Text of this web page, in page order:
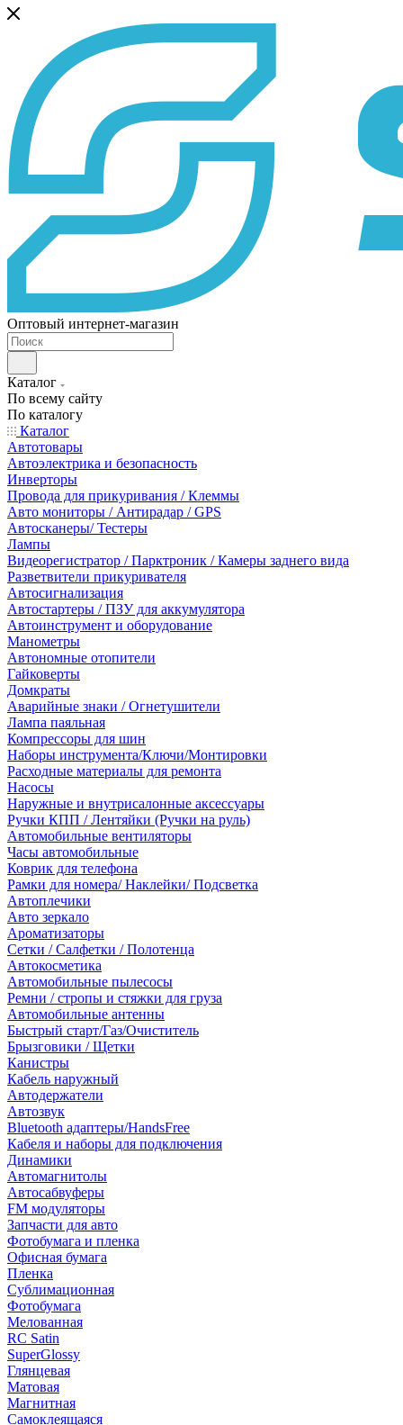
Оптовый интернет-магазин
Каталог
По всему сайту
По каталогу
Каталог
Автотовары
Автоэлектрика и безопасность
Инверторы
Провода для прикуривания / Клеммы
Авто мониторы / Антирадар / GPS
Автосканеры/ Тестеры
Лампы
Видеорегистратор / Парктроник / Камеры заднего вида
Разветвители прикуривателя
Автосигнализация
Автостартеры / ПЗУ для аккумулятора
Автоинструмент и оборудование
Манометры
Автономные отопители
Гайковерты
Домкраты
Аварийные знаки / Огнетушители
Лампа паяльная
Компрессоры для шин
Наборы инструмента/Ключи/Монтировки
Расходные материалы для ремонта
Насосы
Наружные и внутрисалонные аксессуары
Ручки КПП / Лентяйки (Ручки на руль)
Автомобильные вентиляторы
Часы автомобильные
Коврик для телефона
Рамки для номера/ Наклейки/ Подсветка
Автоплечики
Авто зеркало
Ароматизаторы
Сетки / Салфетки / Полотенца
Автокосметика
Автомобильные пылесосы
Ремни / стропы и стяжки для груза
Автомобильные антенны
Быстрый старт/Газ/Очиститель
Брызговики / Щетки
Канистры
Кабель наружный
Автодержатели
Автозвук
Bluetooth адаптеры/HandsFree
Кабеля и наборы для подключения
Динамики
Автомагнитолы
Автосабвуферы
FM модуляторы
Запчасти для авто
Фотобумага и пленка
Офисная бумага
Пленка
Сублимационная
Фотобумага
Мелованная
RC Satin
SuperGlossy
Глянцевая
Матовая
Магнитная
Самоклеящаяся